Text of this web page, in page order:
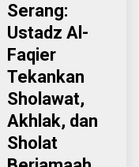
Serang:
Ustadz Al-
Faqier
Tekankan
Sholawat,
Akhlak, dan
Sholat